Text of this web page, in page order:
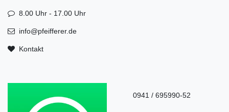
8.00 Uhr - 17.00 Uhr
info@pfeifferer.de
Kontakt
0941 / 695990-52